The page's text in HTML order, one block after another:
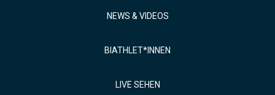
NEWS & VIDEOS
BIATHLET*INNEN
LIVE SEHEN